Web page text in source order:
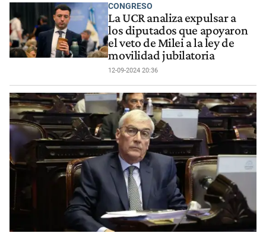
CONGRESO
La UCR analiza expulsar a
los diputados que apoyaron
el veto de Milei a la ley de
movilidad jubilatoria
12-09-2024 20:36